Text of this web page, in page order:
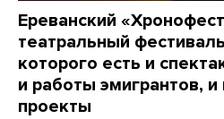
Ереванский
театральный
которого есть и
и работы эмигрантов,
проекты